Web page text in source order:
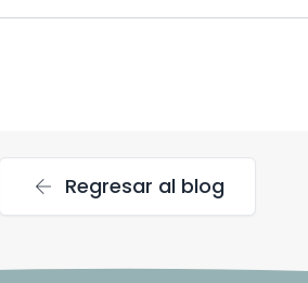
arrow_back Regresar al blog